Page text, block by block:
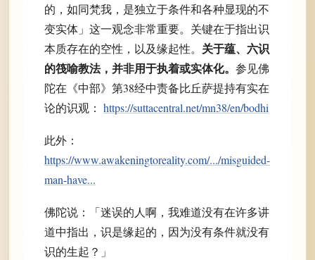
的，如同梵我，是独立于条件和各种显现的不
变实体」这一观念非常重要。关键在于指出识
本质存在的空性，以及缘起性。 关于蕴、六识
的筏喻教法，并非用于执着或实体化。 参见佛
陀在《中部》第38经中责备比丘萨提持有实在
论的识观： https://suttacentral.net/mn38/en/bodhi
此外：
https://www.awakeningtoreality.com/.../misguided-
man-have...
佛陀说：「迷误的人啊，我难道没有在许多讲
道中指出，识是缘起的，因为没有条件就没有
识的生起？」